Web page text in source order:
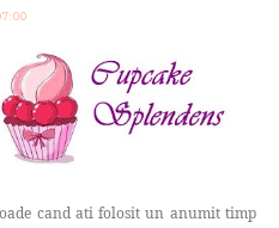
cand ati folosit un anumit timp